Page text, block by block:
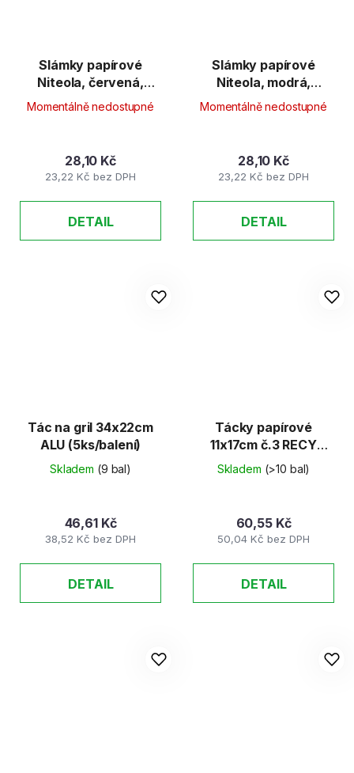
Slámky papírové
Niteola, červená,
25ks/bal
Momentálně nedostupné
23,22 Kč bez DPH
28,10 Kč
DETAIL
Slámky papírové
Niteola, modrá,
25ks/bal
Momentálně nedostupné
23,22 Kč bez DPH
28,10 Kč
DETAIL
Tác na gril 34x22cm
ALU (5ks/balení)
Skladem (9 bal)
38,52 Kč bez DPH
46,61 Kč
DETAIL
Tácky papírové
11x17cm č.3 RECY
(100ks)
Skladem (>10 bal)
50,04 Kč bez DPH
60,55 Kč
DETAIL